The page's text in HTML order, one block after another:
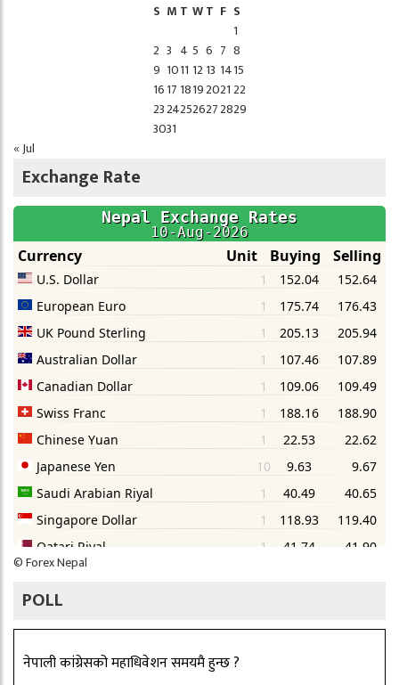
S M T WT F S
1
2 3 4 5 6 7 8
9 1011 12 13 1415
1617 1819202122
23242526272829
3031
« Jul
Exchange Rate
©Forex Nepal
POLL
नेपाली कांग्रेसको महाधिवेशन समयमै हुन्छ ?